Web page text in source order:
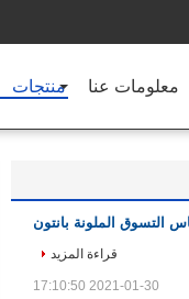
منتجات معلومات عنا
التسوق الملونة بانتون
قراءة المزيد
2021-01-30 17:10:50